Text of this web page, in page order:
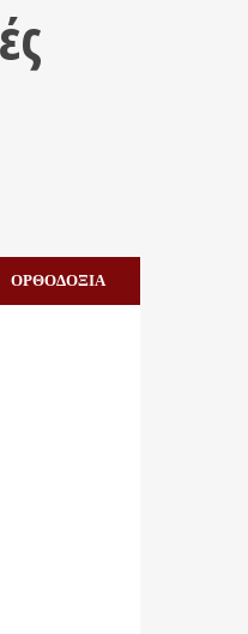
ΟΡΘΟΔΟΞΙΑ